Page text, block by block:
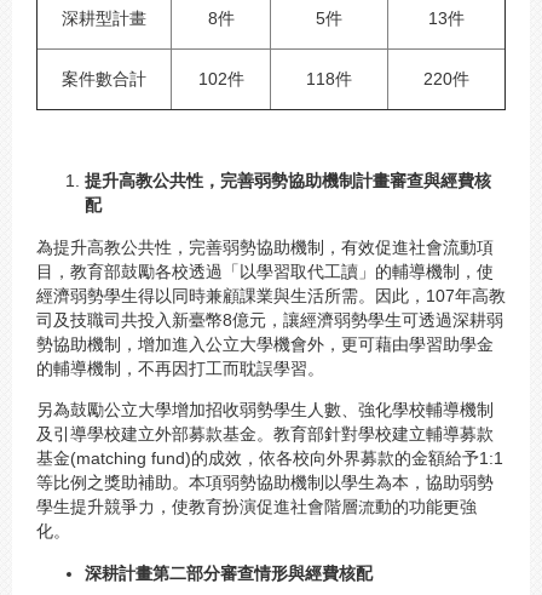
深耕型計畫 8件 5件 13件
案件數合計 102件 118件 220件
提升高教公共性，完善弱勢協助機制計畫審查與經費核
配
為提升高教公共性，完善弱勢協助機制，有效促進社會流動項
目，教育部鼓勵各校透過「以學習取代工讀」的輔導機制，使
經濟弱勢學生得以同時兼顧課業與生活所需。因此，107年高教
司及技職司共投入新臺幣8億元，讓經濟弱勢學生可透過深耕弱
勢協助機制，增加進入公立大學機會外，更可藉由學習助學金
的輔導機制，不再因打工而耽誤學習。
另為鼓勵公立大學增加招收弱勢學生人數、強化學校輔導機制
及引導學校建立外部募款基金。教育部針對學校建立輔導募款
基金(matching fund)的成效，依各校向外界募款的金額給予1:1
等比例之獎助補助。本項弱勢協助機制以學生為本，協助弱勢
學生提升競爭力，使教育扮演促進社會階層流動的功能更強
化。
深耕計畫第二部分審查情形與經費核配